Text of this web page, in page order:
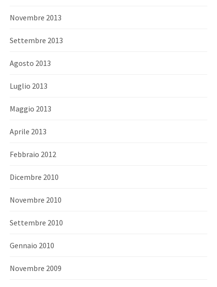
Novembre 2013
Settembre 2013
Agosto 2013
Luglio 2013
Maggio 2013
Aprile 2013
Febbraio 2012
Dicembre 2010
Novembre 2010
Settembre 2010
Gennaio 2010
Novembre 2009